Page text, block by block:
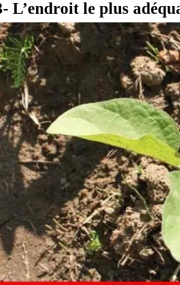
L’endroit le plus